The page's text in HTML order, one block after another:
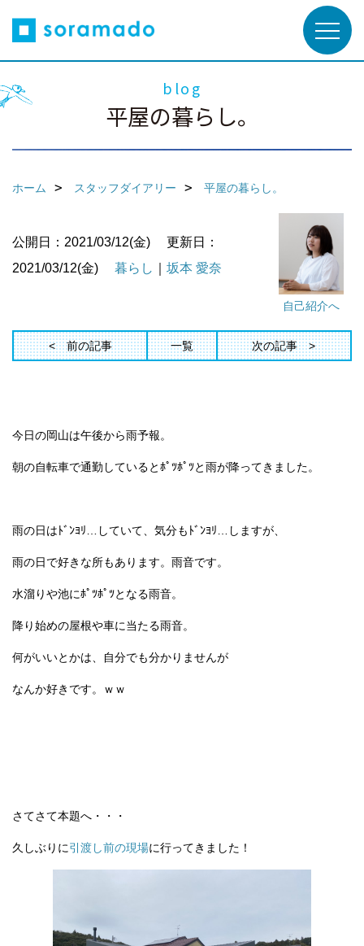
blog
平屋の暮らし。
ホーム スタッフダイアリー 平屋の暮らし。
自己紹介へ
公開日：2021/03/12(金)
更新日：
2021/03/12(金)
暮らし 坂本 愛奈
前の記事 一覧 次の記事
今日の岡山は午後から雨予報。
朝の自転車で通勤しているとﾎﾟﾂﾎﾟﾂと雨が降ってきました。
雨の日はﾄﾞﾝﾖﾘ…していて、気分もﾄﾞﾝﾖﾘ…しますが、
雨の日で好きな所もあります。雨音です。
水溜りや池にﾎﾟﾂﾎﾟﾂとなる雨音。
降り始めの屋根や車に当たる雨音。
何がいいとかは、自分でも分かりませんが
なんか好きです。ｗｗ
さてさて本題へ・・・
久しぶりに引渡し前の現場に行ってきました！